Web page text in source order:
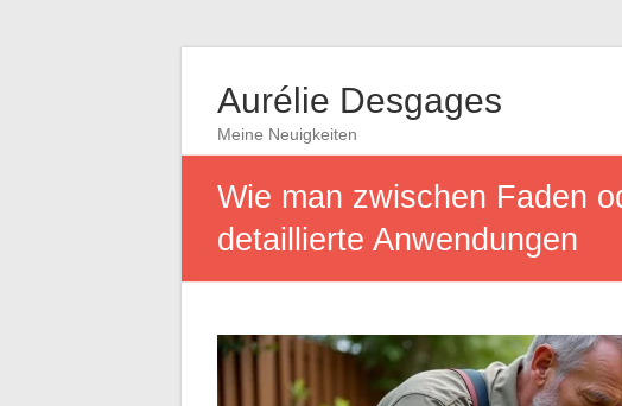
Aurélie Desgages
Meine Neuigkeiten
Wie man zwischen Faden
detaillierte Anwendungen